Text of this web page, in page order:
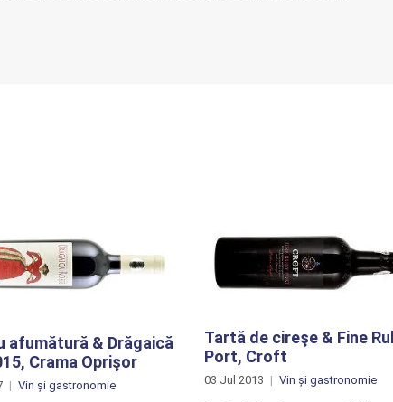
afumătură & Drăgaică
Crama Oprişor
Vin și gastronomie
Tartă de cireşe & Fine
Port, Croft
03 Jul 2013 Vin și gastronomie